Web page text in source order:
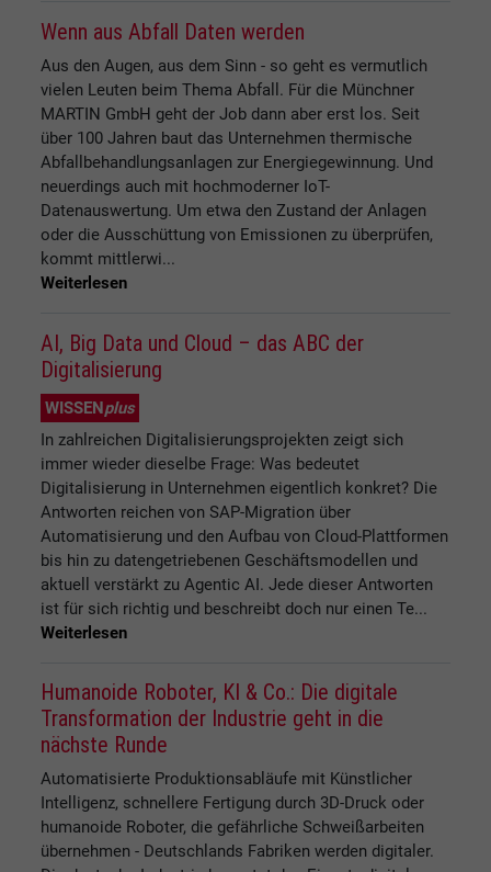
Wenn aus Abfall Daten werden
Aus den Augen, aus dem Sinn - so geht es vermutlich
vielen Leuten beim Thema Abfall. Für die Münchner
MARTIN GmbH geht der Job dann aber erst los. Seit
über 100 Jahren baut das Unternehmen thermische
Abfallbehandlungsanlagen zur Energiegewinnung. Und
neuerdings auch mit hochmoderner IoT-
Datenauswertung. Um etwa den Zustand der Anlagen
oder die Ausschüttung von Emissionen zu überprüfen,
kommt mittlerwi...
Weiterlesen
AI, Big Data und Cloud – das ABC der
Digitalisierung
WISSENplus
In zahlreichen Digitalisierungsprojekten zeigt sich
immer wieder dieselbe Frage: Was bedeutet
Digitalisierung in Unternehmen eigentlich konkret? Die
Antworten reichen von SAP-Migration über
Automatisierung und den Aufbau von Cloud-Plattformen
bis hin zu datengetriebenen Geschäftsmodellen und
aktuell verstärkt zu Agentic AI. Jede dieser Antworten
ist für sich richtig und beschreibt doch nur einen Te...
Weiterlesen
Humanoide Roboter, KI & Co.: Die digitale
Transformation der Industrie geht in die
nächste Runde
Automatisierte Produktionsabläufe mit Künstlicher
Intelligenz, schnellere Fertigung durch 3D-Druck oder
humanoide Roboter, die gefährliche Schweißarbeiten
übernehmen - Deutschlands Fabriken werden digitaler.